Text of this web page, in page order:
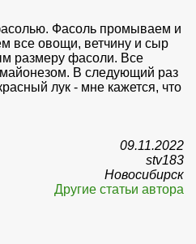
Фасоль промываем и
все овощи, ветчину и сыр
размеру фасоли. Все
В следующий раз
лук - мне кажется, что
09.11.2022
stv183
Новосибирск
Другие статьи автора